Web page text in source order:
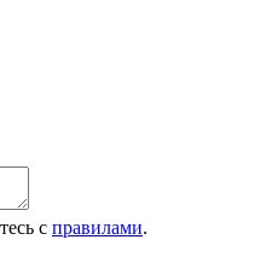
с правилами.